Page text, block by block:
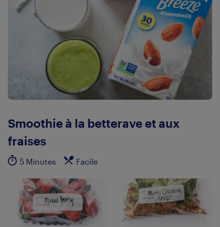
Smoothie à la betterave et aux
fraises
5 Minutes Facile